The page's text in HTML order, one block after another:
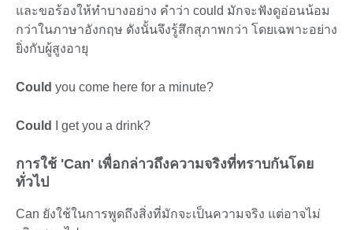
และขอร้องให้ทำบางอย่าง คำว่า could มักจะฟังดูอ่อนน้อม
กว่าในภาษาอังกฤษ ดังนั้นจึงรู้สึกสุภาพกว่า โดยเฉพาะอย่าง
ยิ่งกับผู้สูงอายุ
Could you come here for a minute?
Could I get you a drink?
การใช้ 'Can' เพื่อกล่าวถึงความจริงที่ทราบกันโดย
ทั่วไป
Can ยังใช้ในการพูดถึงสิ่งที่มักจะเป็นความจริง แต่อาจไม่